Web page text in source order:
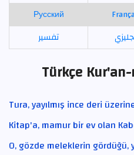
Русский
تفسير
Türkçe
Tura, yayılmış ince deri
Kitap'a, mamur bir ev olan
O, gözde meleklerin gördüğü,